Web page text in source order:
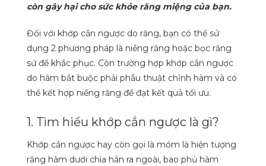
còn gây hại cho sức khỏe răng miệng của bạn.
Đối với khớp cắn ngược do răng, bạn có thể sử
dụng 2 phương pháp là niềng răng hoặc bọc răng
sứ để khắc phục. Còn trường hợp khớp cắn ngược
do hàm bắt buộc phải phẫu thuật chỉnh hàm và có
thể kết hợp niềng răng để đạt kết quả tối ưu.
1. Tìm hiểu khớp cắn ngược là gì?
Khớp cắn ngược hay còn gọi là móm là hiện tượng
răng hàm dưới chìa hẳn ra ngoài, bao phủ hàm